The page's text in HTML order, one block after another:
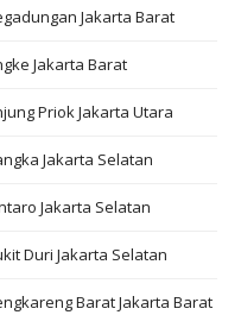
Jakarta Barat
Jakarta Barat
Priok Jakarta Utara
Jakarta Selatan
Jakarta Selatan
Duri Jakarta Selatan
Barat Jakarta Barat